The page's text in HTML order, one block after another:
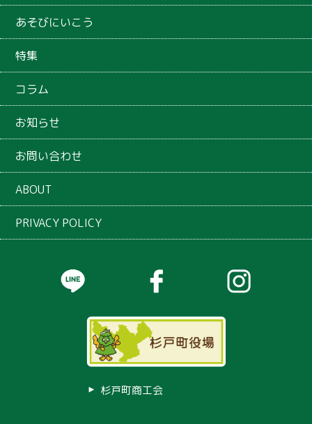
あそびにいこう
特集
コラム
お知らせ
お問い合わせ
ABOUT
PRIVACY POLICY
杉戸町商工会